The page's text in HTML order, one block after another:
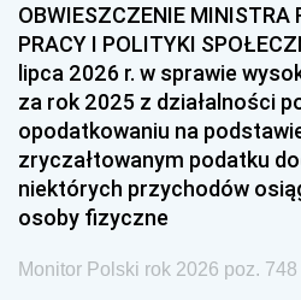
OBWIESZCZENIE MINISTRA
PRACY I POLITYKI
lipca 2026 r. w sprawie
za rok 2025 z działalności
opodatkowaniu na
zryczałtowanym podatku
niektórych przychodów
osoby fizyczne
Monitor Polski rok 2026 poz. 748